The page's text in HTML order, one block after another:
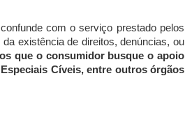
com o serviço prestado pelos
existência de direitos, denúncias, ou
que o consumidor busque o apoio
Cíveis, entre outros órgãos